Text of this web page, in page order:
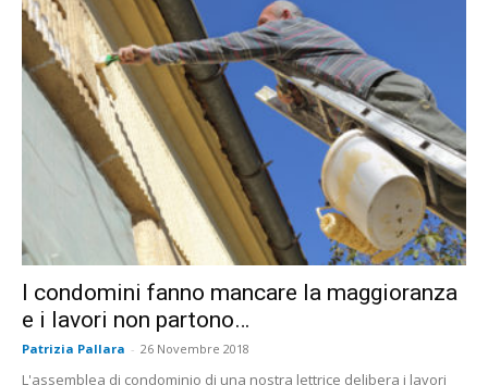
I condomini fanno mancare la maggioranza
e i lavori non partono…
Patrizia Pallara - 26 Novembre 2018
L'assemblea di condominio di una nostra lettrice delibera i lavori